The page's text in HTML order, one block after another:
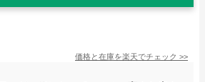
価格と在庫を楽天でチェック >>